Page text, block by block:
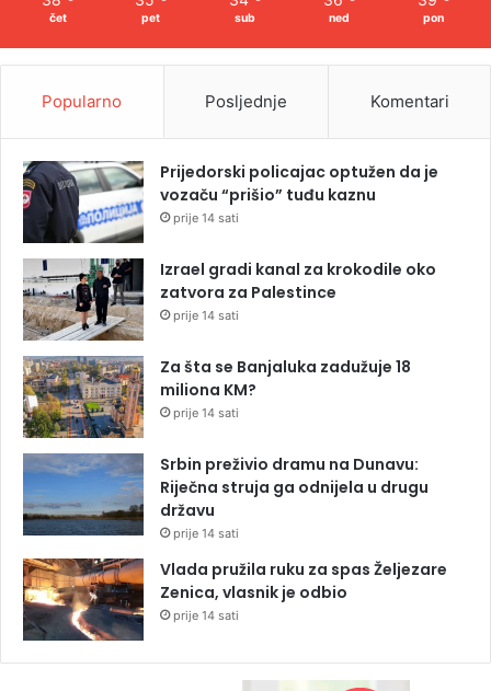
čet pet sub ned pon
Popularno Posljednje Komentari
Prijedorski policajac optužen da je
vozaču “prišio” tuđu kaznu
prije 14 sati
Izrael gradi kanal za krokodile oko
zatvora za Palestince
prije 14 sati
Za šta se Banjaluka zadužuje 18
miliona KM?
prije 14 sati
Srbin preživio dramu na Dunavu:
Riječna struja ga odnijela u drugu
državu
prije 14 sati
Vlada pružila ruku za spas Željezare
Zenica, vlasnik je odbio
prije 14 sati